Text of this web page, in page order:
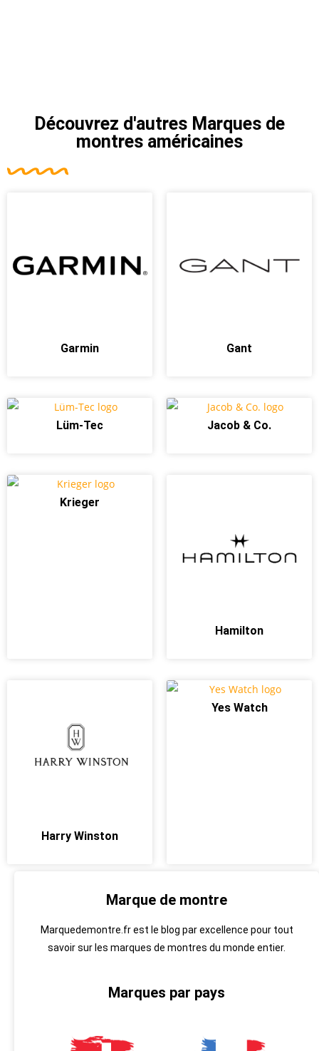
Découvrez d'autres Marques de
montres américaines
Garmin Gant
Lüm-Tec Jacob & Co.
Krieger
Hamilton
Harry Winston
Yes Watch
Marque de montre
Marquedemontre.fr est le blog par excellence pour tout
savoir sur les marques de montres du monde entier.
Marques par pays